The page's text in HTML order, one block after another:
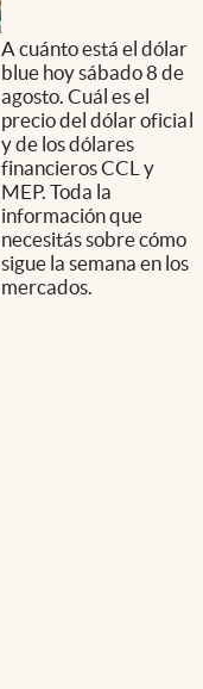
A cuánto está el dólar
blue hoy sábado 8 de
agosto. Cuál es el
precio del dólar oficial
y de los dólares
financieros CCL y
MEP. Toda la
información que
necesitás sobre cómo
sigue la semana en los
mercados.